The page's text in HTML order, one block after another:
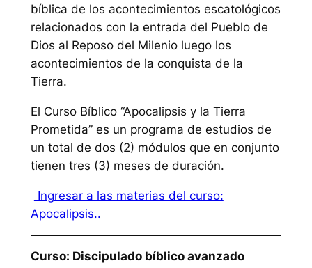
bíblica de los acontecimientos escatológicos
relacionados con la entrada del Pueblo de
Dios al Reposo del Milenio luego los
acontecimientos de la conquista de la
Tierra.
El Curso Bíblico “Apocalipsis y la Tierra
Prometida” es un programa de estudios de
un total de dos (2) módulos que en conjunto
tienen tres (3) meses de duración.
Ingresar a las materias del curso:
Apocalipsis..
Curso: Discipulado bíblico avanzado